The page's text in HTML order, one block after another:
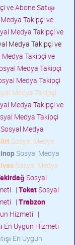
ve Abone Satışı
Takipçi ve
Medya Takipçi ve
Medya Takipçi ve
Medya Takipçi ve
Medya Takipçi
Medya Takipçi
Medya Takipçi
Medya Takipçi ve
Medya Takipçi
Sosyal Medya
Sosyal Medya
Sosyal Medya
Sosyal Medya
Sosyal
| TokatSosyal
| Trabzon
Hizmeti |
En Uygun Hizmeti
En Uygun